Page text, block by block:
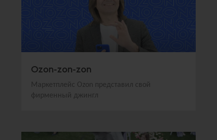
Ozon-zon-zon
Маркетплейс Ozon представил свой
фирменный джингл